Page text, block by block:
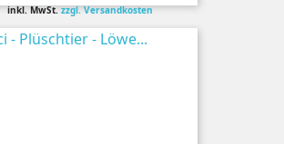
inkl. MwSt.zzgl. Versandkosten